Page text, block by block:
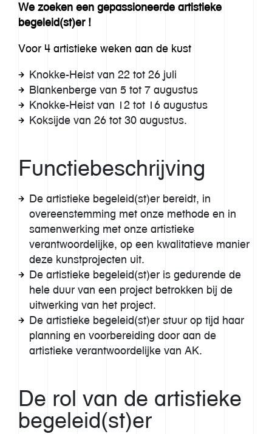
We zoeken een gepassioneerde artistieke
begeleid(st)er !
Voor 4 artistieke weken aan de kust
Knokke-Heist van 22 tot 26 juli
Blankenberge van 5 tot 7 augustus
Knokke-Heist van 12 tot 16 augustus
Koksijde van 26 tot 30 augustus.
Functiebeschrijving
De artistieke begeleid(st)er bereidt, in
overeenstemming met onze methode en in
samenwerking met onze artistieke
verantwoordelijke, op een kwalitatieve manier
deze kunstprojecten uit.
De artistieke begeleid(st)er is gedurende de
hele duur van een project betrokken bij de
uitwerking van het project.
De artistieke begeleid(st)er stuur op tijd haar
planning en voorbereiding door aan de
artistieke verantwoordelijke van AK.
De rol van de artistieke
begeleid(st)er